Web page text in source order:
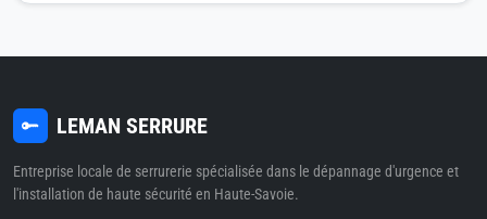
LEMAN SERRURE
Entreprise locale de serrurerie spécialisée dans le dépannage d'urgence et
l'installation de haute sécurité en Haute-Savoie.